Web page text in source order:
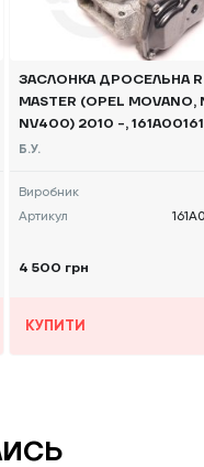
ЗАСЛОНКА ДРОСЕЛЬНА
MASTER (OPEL MOVANO,
NV400) 2010 -,
Б.У.
Виробник
Артикул
4 500 грн
КУПИТИ